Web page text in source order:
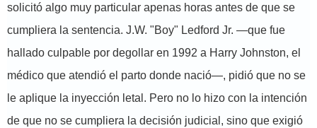
solicitó algo muy particular apenas horas antes de que se
cumpliera la sentencia. J.W. "Boy" Ledford Jr. —que fue
hallado culpable por degollar en 1992 a Harry Johnston, el
médico que atendió el parto donde nació—, pidió que no se
le aplique la inyección letal. Pero no lo hizo con la intención
de que no se cumpliera la decisión judicial, sino que exigió